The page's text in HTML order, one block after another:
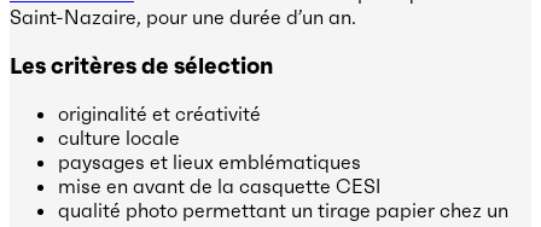
Saint-Nazaire, pour une durée d’un an.
Les critères de sélection
originalité et créativité
culture locale
paysages et lieux emblématiques
mise en avant de la casquette CESI
qualité photo permettant un tirage papier chez un